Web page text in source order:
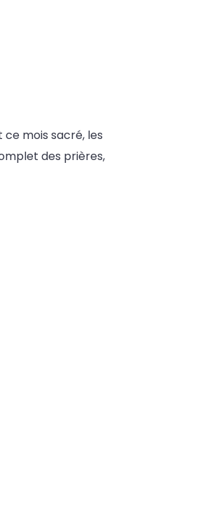
ce mois sacré, les
des prières,